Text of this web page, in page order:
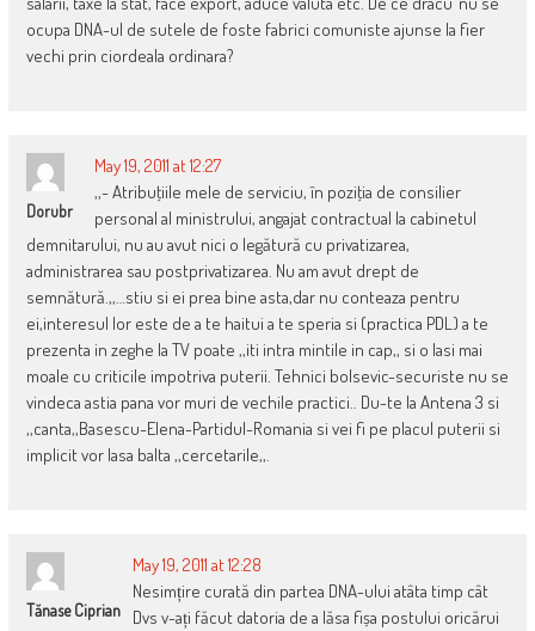
ocupa DNA-ul de sutele de foste fabrici comuniste ajunse la fier
vechi prin ciordeala ordinara?
Dorubr
May 19, 2011 at 12:27
,,- Atribuţiile mele de serviciu, în poziţia de consilier
personal al ministrului, angajat contractual la cabinetul
demnitarului, nu au avut nici o legătură cu privatizarea,
administrarea sau postprivatizarea. Nu am avut drept de
semnătură.,,…stiu si ei prea bine asta,dar nu conteaza pentru
ei,interesul lor este de a te haitui a te speria si (practica PDL) a te
prezenta in zeghe la TV poate ,,iti intra mintile in cap,, si o lasi mai
moale cu criticile impotriva puterii. Tehnici bolsevic-securiste nu se
vindeca astia pana vor muri de vechile practici.. Du-te la Antena 3 si
,,canta,,Basescu-Elena-Partidul-Romania si vei fi pe placul puterii si
implicit vor lasa balta ,,cercetarile,,.
Tănase Ciprian
May 19, 2011 at 12:28
Nesimțire curată din partea DNA-ului atâta timp cât
Dvs v-ați făcut datoria de a lăsa fișa postului oricărui